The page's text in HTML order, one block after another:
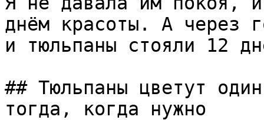
днём красоты. А через
и тюльпаны стояли 12
## Тюльпаны цветут
тогда, когда нужно